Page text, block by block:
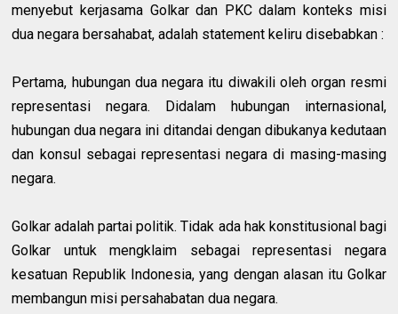
menyebut kerjasama Golkar dan PKC dalam konteks misi
dua negara bersahabat, adalah statement keliru disebabkan :
Pertama, hubungan dua negara itu diwakili oleh organ resmi
representasi negara. Didalam hubungan internasional,
hubungan dua negara ini ditandai dengan dibukanya kedutaan
dan konsul sebagai representasi negara di masing-masing
negara.
Golkar adalah partai politik. Tidak ada hak konstitusional bagi
Golkar untuk mengklaim sebagai representasi negara
kesatuan Republik Indonesia, yang dengan alasan itu Golkar
membangun misi persahabatan dua negara.